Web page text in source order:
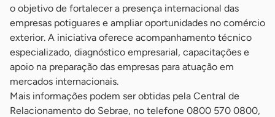
o objetivo de fortalecer a presença internacional das
empresas potiguares e ampliar oportunidades no comércio
exterior. A iniciativa oferece acompanhamento técnico
especializado, diagnóstico empresarial, capacitações e
apoio na preparação das empresas para atuação em
mercados internacionais.
Mais informações podem ser obtidas pela Central de
Relacionamento do Sebrae, no telefone 0800 570 0800,